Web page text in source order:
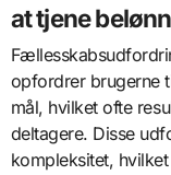
at tjene
opfordrer brugerne
mål, hvilket ofte
deltagere. Disse
kompleksitet,